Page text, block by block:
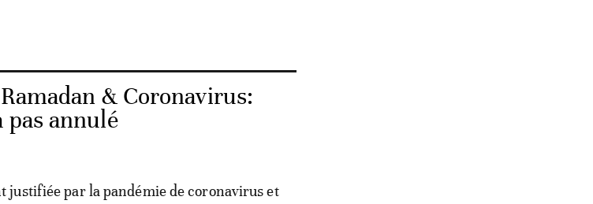
& Coronavirus:
pas annulé
justifiée par la pandémie de coronavirus et